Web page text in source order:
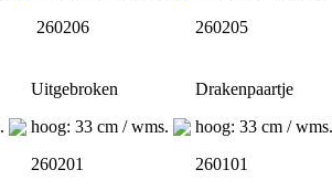
260206
260205
Uitgebroken
hoog: 33 cm / wms.
260201
Drakenpaartje
hoog: 33 cm / wms.
260101